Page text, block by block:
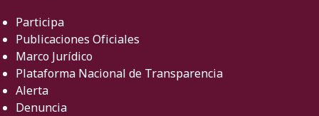
Participa
Publicaciones Oficiales
Marco Jurídico
Plataforma Nacional de Transparencia
Alerta
Denuncia